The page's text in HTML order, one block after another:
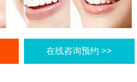
在线咨询预约 >>